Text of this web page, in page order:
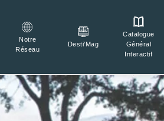
Notre
Réseau
Desti'Mag
Catalogue
Général
Interactif